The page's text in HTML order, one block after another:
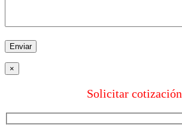
×
Solicitar cotización